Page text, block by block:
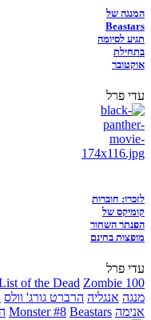
המנגה של
Beastars
תגיע לסיומה
בתחילת
אוקטובר
עדי פרל
לזכרו: חוברות
קומיקס של
הפנתר השחור
מופצות בחינם
עדי פרל
of the Dead Zombie 100
מנגה אנגליה הרברט גורג' וולס
אנימה
Monster #8 Beastars